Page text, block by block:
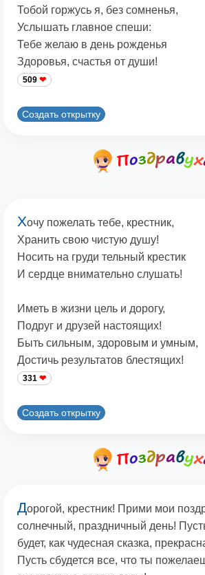
Тобой горжусь я, без сомненья,
Услышать главное спеши:
Тебе желаю в день рожденья
Здоровья, счастья от души!
509
Создать открытку
Хочу пожелать тебе, крестник,
Хранить свою чистую душу!
Носить на груди тельный крестик
И сердце внимательно слушать!
Иметь в жизни цель и дорогу,
Подруг и друзей настоящих!
Быть сильным, здоровым и умным,
Достичь результатов блестящих!
331
Создать открытку
Дорогой, крестник! Прими мои
солнечный, праздничный день!
будет, как чудесная сказка,
Пусть сбудется все, что ты